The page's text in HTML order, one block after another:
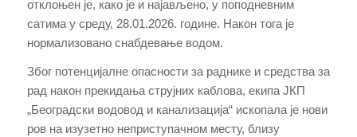
отклоњен је, како је и најављено, у поподневним
сатима у среду, 28.01.2026. године. Након тога је
нормализовано снабдевање водом.
Због потенцијалне опасности за раднике и средства за
рад након прекидања струјних каблова, екипа ЈКП
„Београдски водовод и канализација“ ископала је нови
ров на изузетно неприступачном месту, близу